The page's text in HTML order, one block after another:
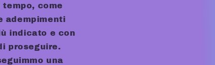
come
adempimenti
indicato e con
proseguire.
una